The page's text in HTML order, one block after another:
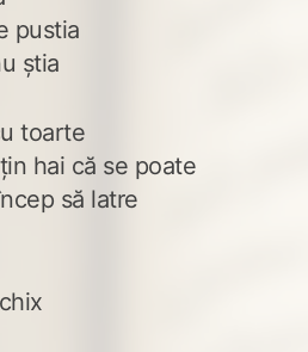
pustia
știa
toarte
hai că se poate
să latre